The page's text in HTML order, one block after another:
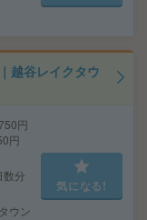
越谷レイクタウ
円
円
数分
ウン
気になる!